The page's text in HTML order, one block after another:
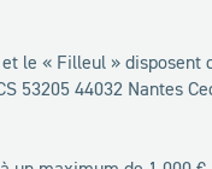
« Filleul » disposent
53205 44032 Nantes